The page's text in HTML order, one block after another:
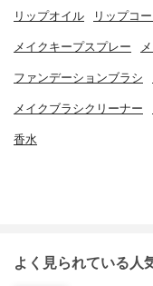
リップオイル リップコー
メイクキープスプレー
ファンデーションブラシ
メイクブラシクリーナー
香水
よく見られている人